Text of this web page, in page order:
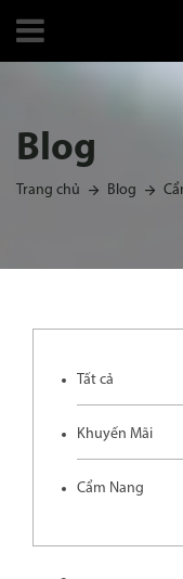
Blog
Trang chủ Blog
Tất cả
Khuyến Mãi
Cẩm Nang